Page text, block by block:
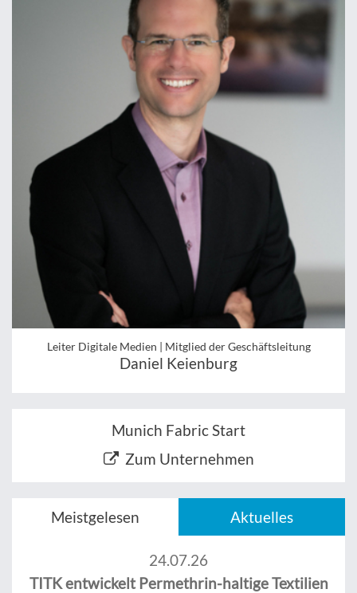
Leiter Digitale Medien | Mitglied der Geschäftsleitung
Daniel Keienburg
Munich Fabric Start
Zum Unternehmen
Meistgelesen Aktuelles
24.07.26
TITK entwickelt Permethrin-haltige Textilien